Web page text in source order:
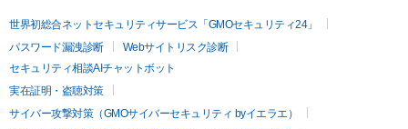
世界初総合ネットセキュリティサービス「GMOセキュリティ24」
パスワード漏洩診断
Webサイトリスク診断
セキュリティ相談AIチャットボット
実在証明・盗聴対策
サイバー攻撃対策（GMOサイバーセキュリティ byイエラエ）